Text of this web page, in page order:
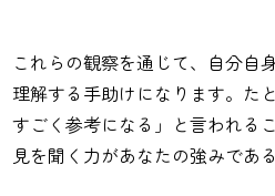
これらの観察を通じて、自分自
理解する手助けになります。た
すごく参考になる」と言われる
見を聞く力があなたの強みであ